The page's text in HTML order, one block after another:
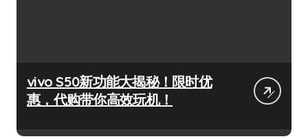
vivo S50新功能大揭秘！限时优
惠，代购带你高效玩机！